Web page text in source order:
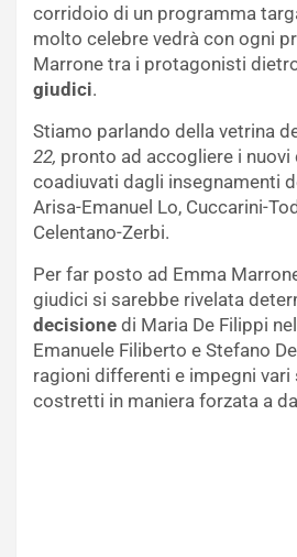
corridoio di un programma
molto celebre vedrà con ogni
Marrone tra i protagonisti
giudici.
Stiamo parlando della vetrina
22, pronto ad accogliere i
coadiuvati dagli insegnamenti
Arisa-Emanuel Lo, Cuccarini-
Celentano-Zerbi.
Per far posto ad Emma
giudici si sarebbe rivelata
decisione di Maria De Filippi
Emanuele Filiberto e Stefano
ragioni differenti e impegni
costretti in maniera forzata a